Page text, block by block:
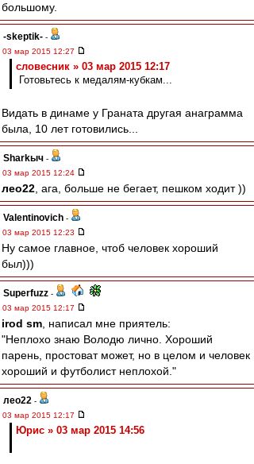
большому.
-skeptik- -
03 мар 2015 12:27
словесник » 03 мар 2015 12:17
Готовьтесь к медалям-кубкам...
Видать в динаме у Граната другая анаграмма
была, 10 лет готовились...
Sharkыч -
03 мар 2015 12:24
лео22 , ага, больше не бегает, пешком ходит ))
Valentinovich -
03 мар 2015 12:23
Ну самое главное, чтоб человек хороший
был)))
Superfuzz -
03 мар 2015 12:17
irod sm , написал мне приятель:
"Неплохо знаю Володю лично. Хороший
парень, простоват может, но в целом и человек
хороший и футболист неплохой."
лео22 -
03 мар 2015 12:17
Юрис » 03 мар 2015 14:56